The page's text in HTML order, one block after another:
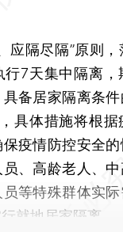
应隔尽隔”原则
行7天集中隔离，
备居家隔离条
具体措施将根据
疫情防控安全
、高龄老人、
等特殊群体实
就地居家隔离。